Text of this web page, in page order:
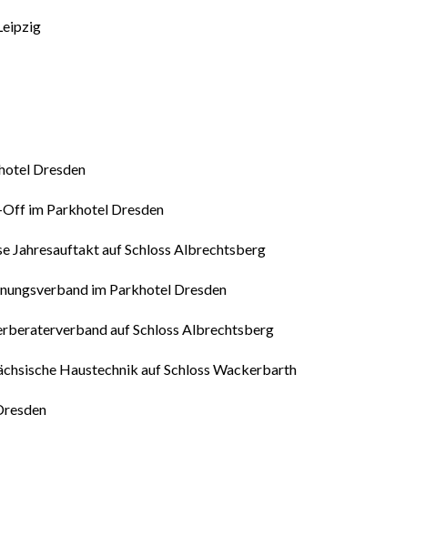
Dresden
im Parkhotel Dresden
Jahresauftakt auf Schloss Albrechtsberg
im Parkhotel Dresden
auf Schloss Albrechtsberg
Haustechnik auf Schloss Wackerbarth